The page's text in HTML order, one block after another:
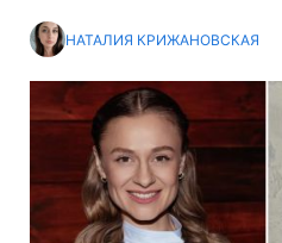
НАТАЛИЯ КРИЖАНОВСКАЯ